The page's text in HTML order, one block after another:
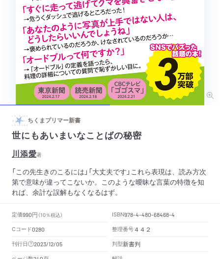
ちくまプリマー新書
世にもあいまいなことばの秘密
川添愛著
「この先生きのこるには」「大丈夫です」これら表現は、読み方次
第で意味が違ってこないか。このような曖昧な言葉の特徴を知
れば、余計な誤解もなくなるはず。
定価990円 （10％税込） ISBN978-4-480-68468-4
Cコード0280 整理番号４４２
刊行日 2023/12/05 判型新書判